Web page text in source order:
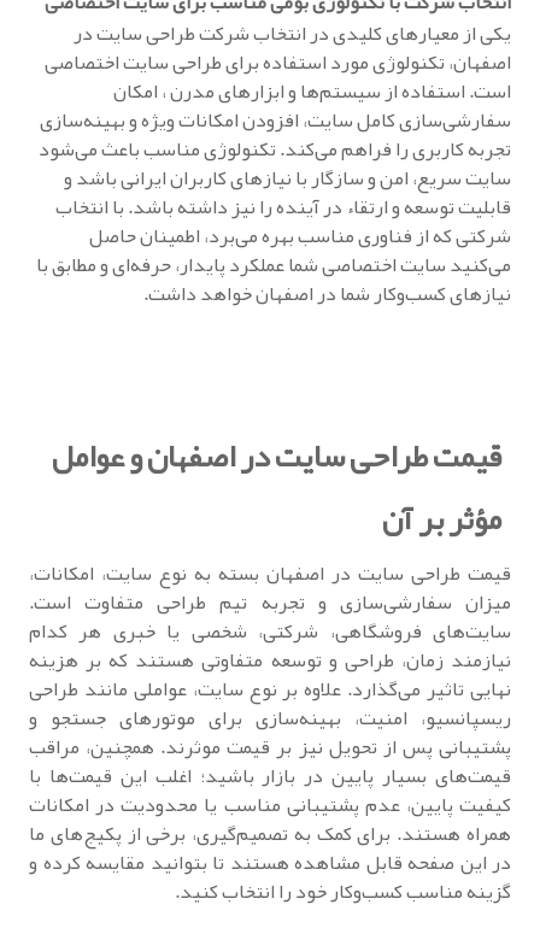
یکی از معیارهای کلیدی در انتخاب شرکت طراحی سایت در
اصفهان، تکنولوژی مورد استفاده برای طراحی سایت اختصاصی
است. استفاده از سیستم‌ها و ابزارهای مدرن ، امکان
سفارشی‌سازی کامل سایت، افزودن امکانات ویژه و بهینه‌سازی
تجربه کاربری را فراهم می‌کند. تکنولوژی مناسب باعث می‌شود
سایت سریع، امن و سازگار با نیازهای کاربران ایرانی باشد و
قابلیت توسعه و ارتقاء در آینده را نیز داشته باشد. با انتخاب
شرکتی که از فناوری مناسب بهره می‌برد، اطمینان حاصل
می‌کنید سایت اختصاصی شما عملکرد پایدار، حرفه‌ای و مطابق با
نیازهای کسب‌وکار شما در اصفهان خواهد داشت.
قیمت طراحی سایت در اصفهان و عوامل
مؤثر بر آن
قیمت طراحی سایت در اصفهان بسته به نوع سایت، امکانات،
میزان سفارشی‌سازی و تجربه تیم طراحی متفاوت است.
سایت‌های فروشگاهی، شرکتی، شخصی یا خبری هر کدام
نیازمند زمان، طراحی و توسعه متفاوتی هستند که بر هزینه
نهایی تاثیر می‌گذارد. علاوه بر نوع سایت، عواملی مانند طراحی
ریسپانسیو، امنیت، بهینه‌سازی برای موتورهای جستجو و
پشتیبانی پس از تحویل نیز بر قیمت موثرند. همچنین، مراقب
قیمت‌های بسیار پایین در بازار باشید؛ اغلب این قیمت‌ها با
کیفیت پایین، عدم پشتیبانی مناسب یا محدودیت در امکانات
همراه هستند. برای کمک به تصمیم‌گیری، برخی از پکیج‌های ما
در این صفحه قابل مشاهده هستند تا بتوانید مقایسه کرده و
گزینه مناسب کسب‌وکار خود را انتخاب کنید.